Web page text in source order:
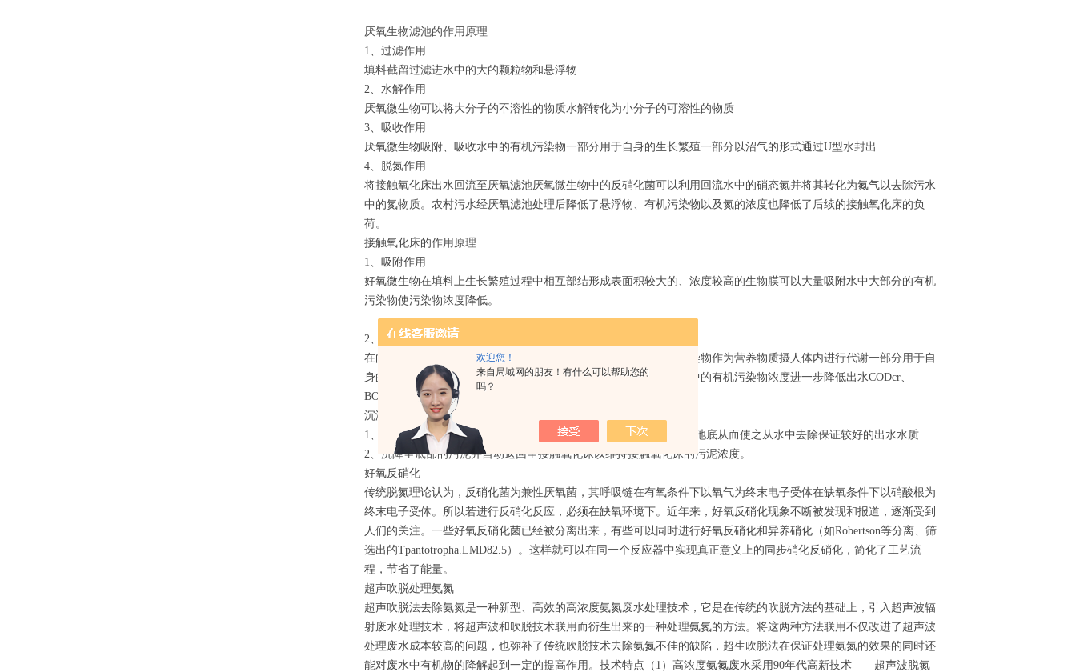
欢迎您！
来自局域网的朋友！有什么可以帮助您的
吗？
厌氧生物滤池的作用原理
1、过滤作用
填料截留过滤进水中的大的颗粒物和悬浮物
2、水解作用
厌氧微生物可以将大分子的不溶性的物质水解转化为小分子的可溶性的物质
3、吸收作用
厌氧微生物吸附、吸收水中的有机污染物一部分用于自身的生长繁殖一部分以沼气的形式通过U型水封出
4、脱氮作用
将接触氧化床出水回流至厌氧滤池厌氧微生物中的反硝化菌可以利用回流水中的硝态氮并将其转化为氮气以去除污水
中的氮物质。农村污水经厌氧滤池处理后降低了悬浮物、有机污染物以及氮的浓度也降低了后续的接触氧化床的负
荷。
接触氧化床的作用原理
1、吸附作用
好氧微生物在填料上生长繁殖过程中相互部结形成表面积较大的、浓度较高的生物膜可以大量吸附水中大部分的有机
污染物使污染物浓度降低。
2、摄取、分解作用
在向反应器内不断通空气的情况下好氧微生物可以将吸附的有机污染物作为营养物质摄人体内进行代谢一部分用于自
身的生长繁殖一部分转化为二氧化碳和水。接触氧化床使农村污水中的有机污染物浓度进一步降低出水CODcr、
BOD5去除率达到80%以上，可以达到国家污水排放二级标准。
沉淀池的工作原理
1、利用重力作用使接触氧化床出水中比重大于水的悬浮污泥下沉至池底从而使之从水中去除保证较好的出水水质
2、沉降至底部的污泥并自动返回至接触氧化床以维持接触氧化床的污泥浓度。
好氧反硝化
传统脱氮理论认为，反硝化菌为兼性厌氧菌，其呼吸链在有氧条件下以氧气为终末电子受体在缺氧条件下以硝酸根为
终末电子受体。所以若进行反硝化反应，必须在缺氧环境下。近年来，好氧反硝化现象不断被发现和报道，逐渐受到
人们的关注。一些好氧反硝化菌已经被分离出来，有些可以同时进行好氧反硝化和异养硝化（如Robertson等分离、筛
选出的Tpantotropha.LMD82.5）。这样就可以在同一个反应器中实现真正意义上的同步硝化反硝化，简化了工艺流
程，节省了能量。
超声吹脱处理氨氮
超声吹脱法去除氨氮是一种新型、高效的高浓度氨氮废水处理技术，它是在传统的吹脱方法的基础上，引入超声波辐
射废水处理技术，将超声波和吹脱技术联用而衍生出来的一种处理氨氮的方法。将这两种方法联用不仅改进了超声波
处理废水成本较高的问题，也弥补了传统吹脱技术去除氨氮不佳的缺陷，超生吹脱法在保证处理氨氮的效果的同时还
能对废水中有机物的降解起到一定的提高作用。技术特点（1）高浓度氨氮废水采用90年代高新技术——超声波脱氮